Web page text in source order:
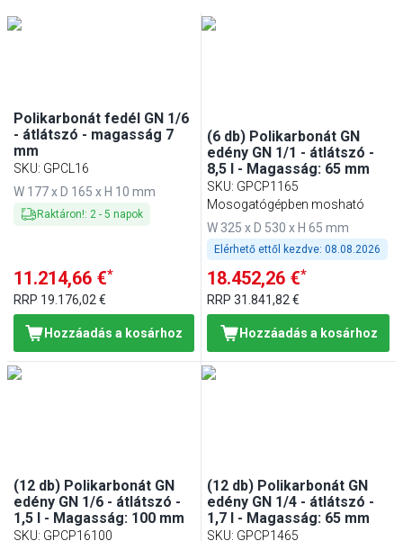
Polikarbonát fedél GN 1/6
- átlátszó - magasság 7
mm
SKU: GPCL16
W 177 x D 165 x H 10 mm
Raktáron!: 2- 5 napok
11.214,66 €*
RRP 19.176,02 €
Hozzáadás a kosárhoz
(6 db) Polikarbonát GN
edény GN 1/1 - átlátszó -
8,5 l - Magasság: 65 mm
SKU: GPCP1165
Mosogatógépben mosható
W 325 x D 530 x H 65 mm
Elérhető ettől kezdve:08.08.2026
18.452,26 €*
RRP31.841,82 €
Hozzáadás a kosárhoz
(12 db) Polikarbonát GN
edény GN 1/6 - átlátszó -
1,5 l - Magasság: 100 mm
SKU: GPCP16100
(12 db) Polikarbonát GN
edény GN 1/4 - átlátszó -
1,7 l - Magasság: 65 mm
SKU: GPCP1465